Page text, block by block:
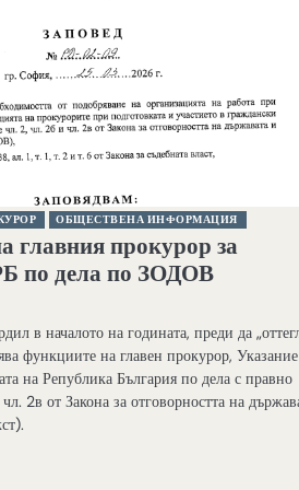
ОБЩЕСТВЕНА ИНФОРМАЦИЯ
главния прокурор за
по дела по ЗОДОВ
в началото на годината, преди да
функциите на главен прокурор,
на Република България по дела с правно
2в от Закона за отговорността на